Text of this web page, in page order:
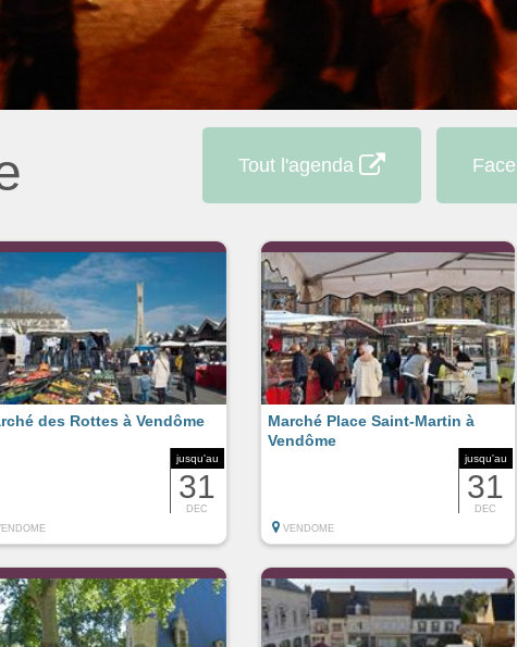
Tout l'agenda
jusqu'au
31
DEC
des Rottes à Vendôme
jusqu'au
31
DEC
Marché Place Saint-Martin à
Vendôme
VENDOME